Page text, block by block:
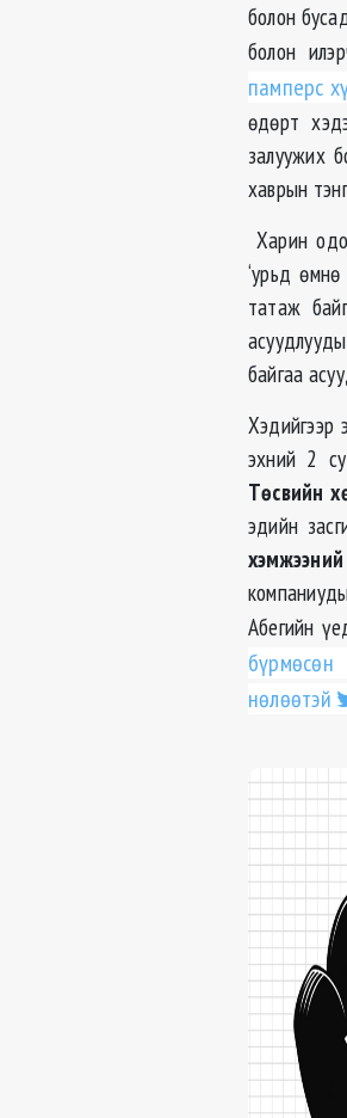
болон
болон
памперс
ѳдѳрт
залуужих
хаврын
Харин
‘урьд
татаж
байгаа
Хэдийгээр
эхний 2
Тѳсвийн
эдийн
Абегийн
нѳлѳѳтэй